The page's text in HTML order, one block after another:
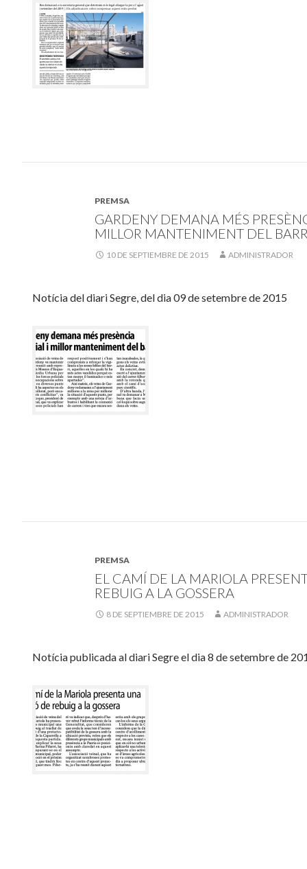
PREMSA
GARDENY DEMANA MÉS
MILLOR MANTENIMENT DEL
10 DE SEPTIEMBRE DE 2015 ADMINISTRADOR
Notícia del diari Segre, del dia 09 de setembre de 2015
PREMSA
EL CAMÍ DE LA MARIOLA
REBUIG A LA GOSSERA
8 DE SEPTIEMBRE DE 2015 ADMINISTRADOR
Notícia publicada al diari Segre el dia 8 de setembre de